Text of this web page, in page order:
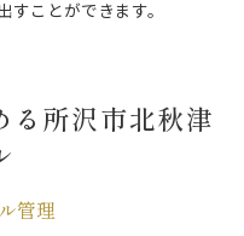
ことができます。
る所沢市北秋津
管理